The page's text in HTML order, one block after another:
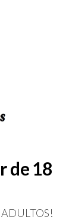
de 18